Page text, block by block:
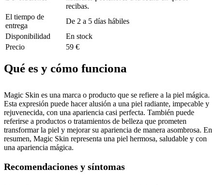
recibas.
El tiempo de
entrega
De 2 a 5 días hábiles
Disponibilidad
En stock
Precio
59 €
Qué es y cómo funciona
Magic Skin es una marca o producto que se refiere a la piel mágica.
Esta expresión puede hacer alusión a una piel radiante, impecable y
rejuvenecida, con una apariencia casi perfecta. También puede
referirse a productos o tratamientos de belleza que prometen
transformar la piel y mejorar su apariencia de manera asombrosa. En
resumen, Magic Skin representa una piel hermosa, saludable y con
una apariencia mágica.
Recomendaciones y síntomas